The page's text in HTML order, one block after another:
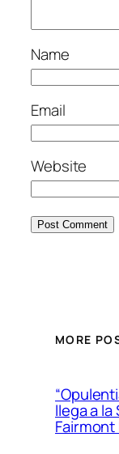
Name
Email
Website
MORE
llega a
Fairmont